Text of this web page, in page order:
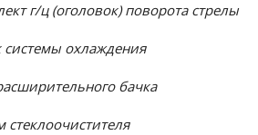
г/ц (оголовок) поворота стрелы
охлаждения
бачка